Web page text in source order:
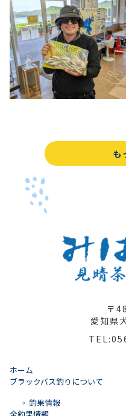
も
〒
愛知県
ホーム
ブラックバス釣りについて
釣果情報